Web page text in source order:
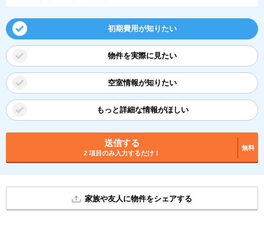
初期費用が知りたい
物件を実際に見たい
空室情報が知りたい
もっと詳細な情報がほしい
送信する
2 項目のみ入力するだけ！
無料
家族や友人に物件をシェアする